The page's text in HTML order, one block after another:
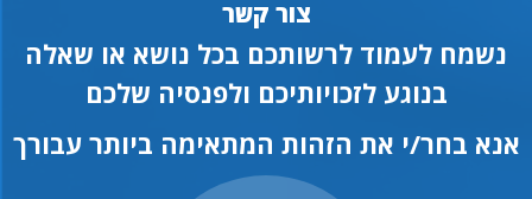
צור קשר
נשמח לעמוד לרשותכם בכל נושא או שאלה
בנוגע לזכויותיכם ולפנסיה שלכם
אנא בחר/י את הזהות המתאימה ביותר עבורך